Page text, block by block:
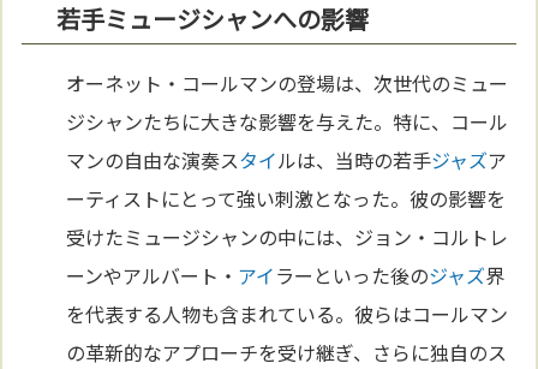
若手ミュージシャンへの影響
オーネット・コールマンの登場は、次世代のミュー
ジシャンたちに大きな影響を与えた。特に、コール
マンの自由な演奏スタイルは、当時の若手ジャズア
ーティストにとって強い刺激となった。彼の影響を
受けたミュージシャンの中には、ジョン・コルトレ
ーンやアルバート・ アイラーといった後のジャズ界
を代表する人物も含まれている。彼らはコールマン
の革新的なアプローチを受け継ぎ、さらに独自のス